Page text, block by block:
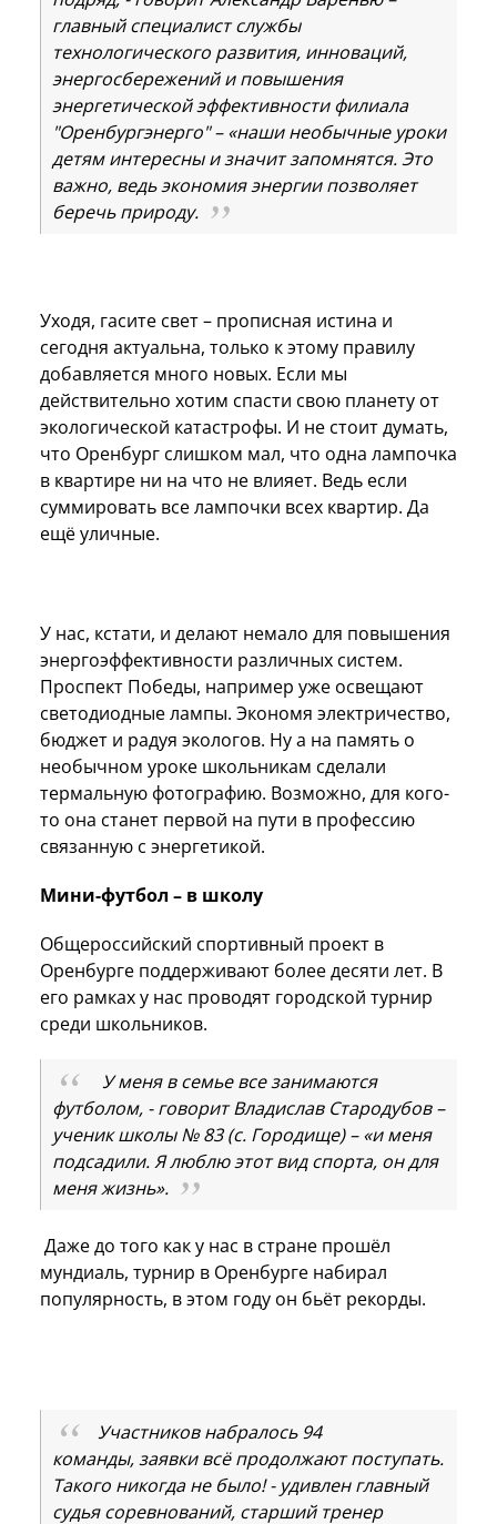
главный специалист службы
технологического развития, инноваций,
энергосбережений и повышения
энергетической эффективности филиала
"Оренбургэнерго" – «наши необычные уроки
детям интересны и значит запомнятся. Это
важно, ведь экономия энергии позволяет
беречь природу.
Уходя, гасите свет – прописная истина и
сегодня актуальна, только к этому правилу
добавляется много новых. Если мы
действительно хотим спасти свою планету от
экологической катастрофы. И не стоит думать,
что Оренбург слишком мал, что одна лампочка
в квартире ни на что не влияет. Ведь если
суммировать все лампочки всех квартир. Да
ещё уличные.
У нас, кстати, и делают немало для повышения
энергоэффективности различных систем.
Проспект Победы, например уже освещают
светодиодные лампы. Экономя электричество,
бюджет и радуя экологов. Ну а на память о
необычном уроке школьникам сделали
термальную фотографию. Возможно, для кого-
то она станет первой на пути в профессию
связанную с энергетикой.
Мини-футбол – в школу
Общероссийский спортивный проект в
Оренбурге поддерживают более десяти лет. В
его рамках у нас проводят городской турнир
среди школьников.
У меня в семье все занимаются
футболом, - говорит Владислав Стародубов –
ученик школы № 83 (с. Городище) – «и меня
подсадили. Я люблю этот вид спорта, он для
меня жизнь».
Даже до того как у нас в стране прошёл
мундиаль, турнир в Оренбурге набирал
популярность, в этом году он бьёт рекорды.
Участников набралось 94
команды, заявки всё продолжают поступать.
Такого никогда не было! - удивлен главный
судья соревнований, старший тренер